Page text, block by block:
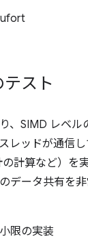
スト
、SIMD レベル
レッドが通信
計算など）を
データ共有を
限の実装